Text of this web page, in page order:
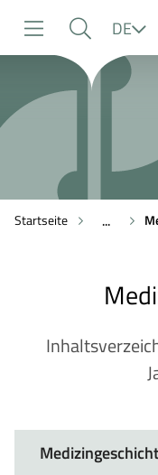
Navigation
Suche
Inhalt
DE
Startseite ...